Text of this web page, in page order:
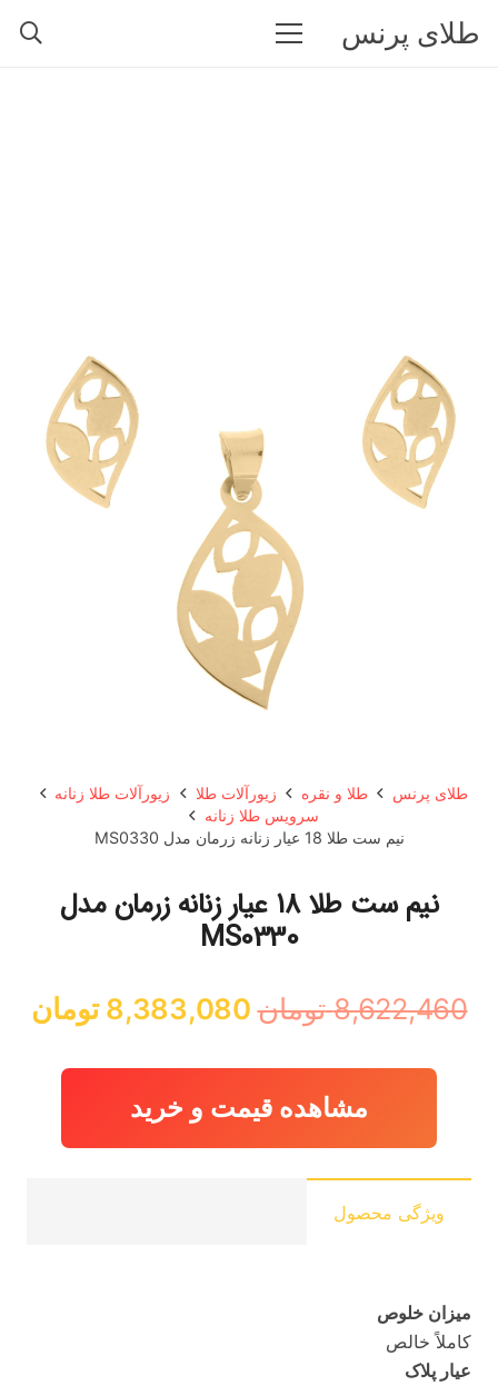
طلای پرنس
طلای پرنس طلا و نقره زیورآلات طلا
زیورآلات طلا زنانه
سرویس طلا زنانه
نیم ست طلا 18 عیار زنانه زرمان مدل MS0330
نیم ست طلا 18 عیار زنانه زرمان مدل
MS0330
8,622,460 تومان قیمت
8,622,460 تومان
8,383,080 تومان
مشاهده قیمت و خرید
ویژگی محصول
میزان خلوص
کاملاً خالص
عیار پلاک